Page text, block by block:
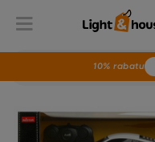
10% rabatu